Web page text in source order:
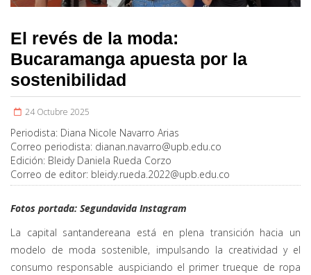
El revés de la moda:
Bucaramanga apuesta por la
sostenibilidad
24 Octubre 2025
Periodista: Diana Nicole Navarro Arias
Correo periodista: dianan.navarro@upb.edu.co
Edición: Bleidy Daniela Rueda Corzo
Correo de editor: bleidy.rueda.2022@upb.edu.co
Fotos portada: Segundavida Instagram
La capital santandereana está en plena transición hacia un
modelo de moda sostenible, impulsando la creatividad y el
consumo responsable auspiciando el primer trueque de ropa